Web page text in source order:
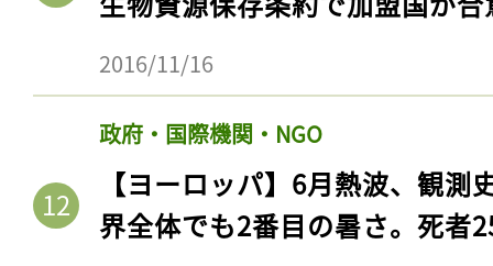
2016/11/16
政府・国際機関・NGO
【ヨーロッパ】6月熱波、観
界全体でも2番目の暑さ。死者